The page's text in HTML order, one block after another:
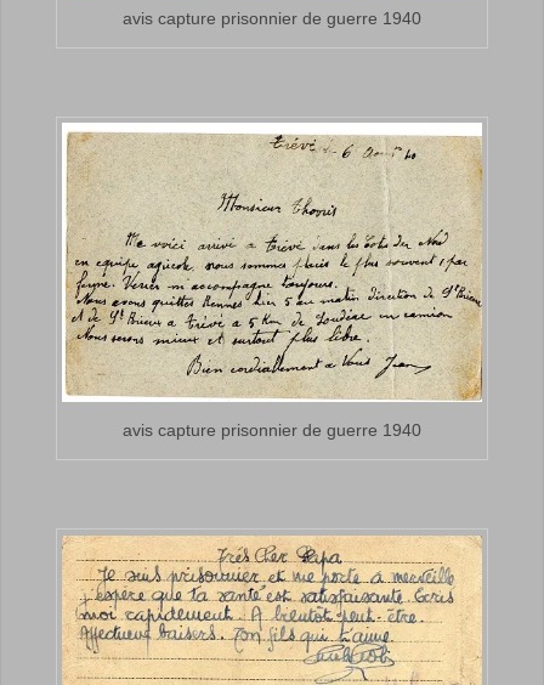
avis capture prisonnier de guerre 1940
avis capture prisonnier de guerre 1940